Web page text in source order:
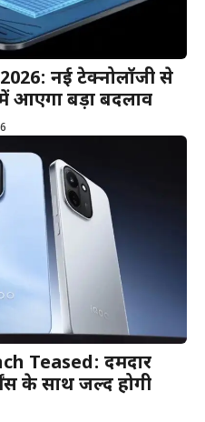
नई टेक्नोलॉजी से
में आएगा बड़ा बदलाव
Teased: दमदार
के साथ जल्द होगी